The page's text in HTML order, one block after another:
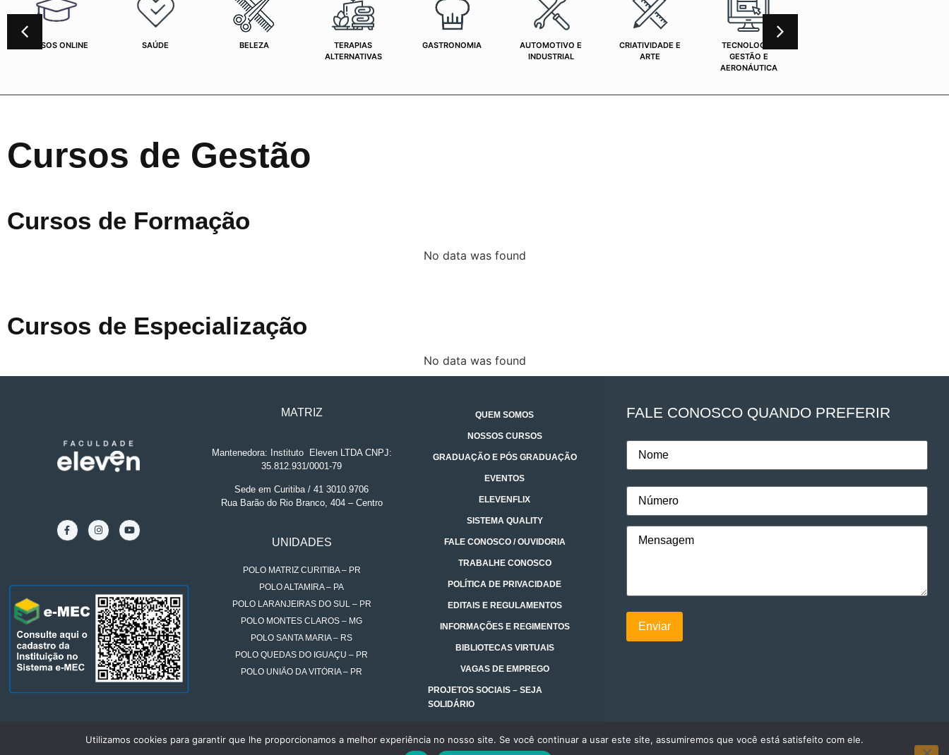
CURSOS ONLINE SAÚDE BELEZA
TERAPIAS
ALTERNATIVAS
GASTRONOMIA
AUTOMOTIVO E
INDUSTRIAL
CRIATIVIDADE E
ARTE
TECNOLOGIA,
GESTÃO E
AERONÁUTICA
Cursos de Gestão
Cursos de Formação
No data was found
Cursos de Especialização
No data was found
MATRIZ
Mantenedora: Instituto.
Eleven LTDA CNPJ:
35.812.931/0001-79
Sede em Curitiba / 41 3010.9706
Rua Barão do Rio Branco, 404 – Centro
UNIDADES
POLO MATRIZ CURITIBA – PR
POLO ALTAMIRA – PA
POLO LARANJEIRAS DO SUL – PR
POLO MONTES CLAROS – MG
POLO SANTA MARIA – RS
POLO QUEDAS DO IGUAÇU – PR
POLO UNIÃO DA VITÓRIA – PR
QUEM SOMOS
NOSSOS CURSOS
GRADUAÇÃO E PÓS GRADUAÇÃO
EVENTOS
ELEVENFLIX
SISTEMA QUALITY
FALE CONOSCO / OUVIDORIA
TRABALHE CONOSCO
POLÍTICA DE PRIVACIDADE
EDITAIS E REGULAMENTOS
INFORMAÇÕES E REGIMENTOS
BIBLIOTECAS VIRTUAIS
VAGAS DE EMPREGO
PROJETOS SOCIAIS – SEJA
SOLIDÁRIO
FALE CONOSCO QUANDO PREFERIR
Utilizamos cookies para garantir que lhe proporcionamos a melhor experiência no nosso site. Se você continuar a usar este site, assumiremos que você está satisfeito com ele.